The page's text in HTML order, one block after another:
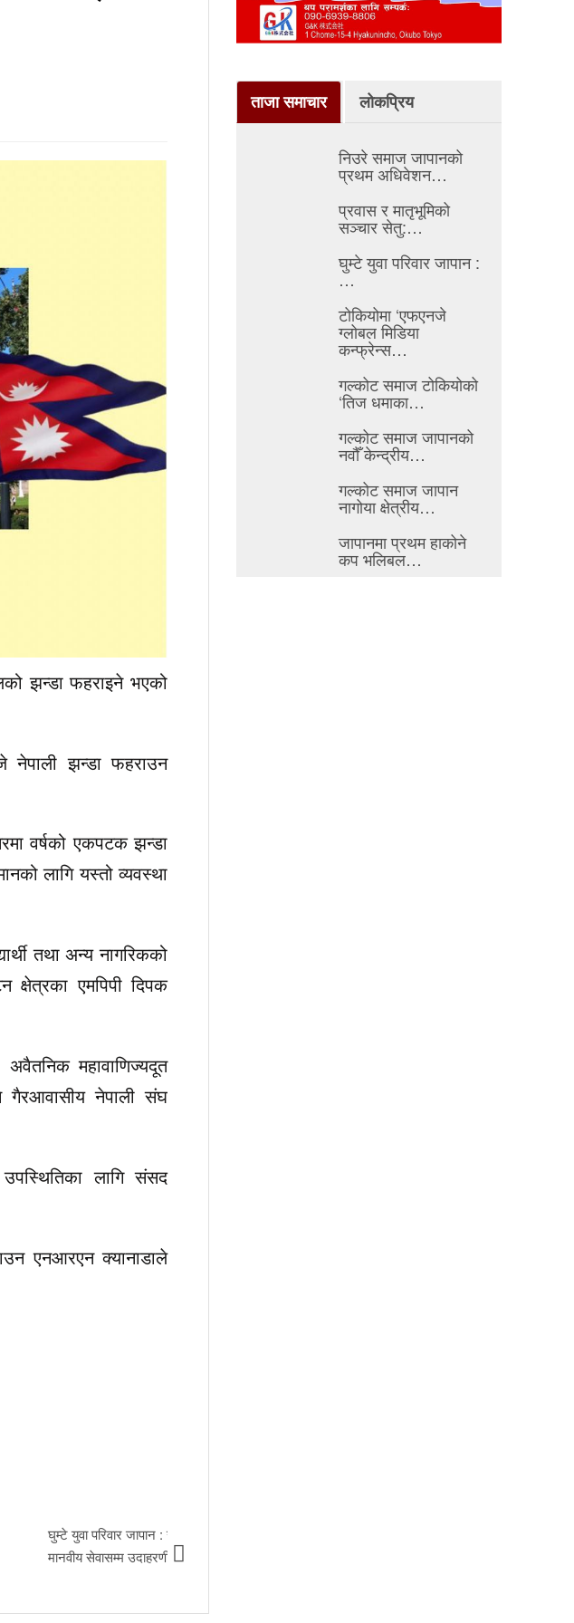
झन्डा फहराइने भएको
नेपाली झन्डा फहराउन
वर्षको एकपटक झन्डा
लागि यस्तो व्यवस्था
तथा अन्य नागरिकको
क्षेत्रका एमपिपी दिपक
महावाणिज्यदूत
गैरआवासीय नेपाली संघ
लागि संसद
एनआरएन क्यानाडाले
घुम्टे युवा परिवार जापान : खेलकुददेखि शिक्षा र
मानवीय सेवासम्म उदाहरणीय अभियान
ताजा समाचार लोकप्रिय
निउरे समाज जापानको
प्रथम अधिवेशन…
प्रवास र मातृभूमिको
सञ्चार सेतु:…
घुम्टे युवा परिवार जापान :
…
टोकियोमा ‘एफएनजे
ग्लोबल मिडिया
कन्फ्रेन्स…
गल्कोट समाज टोकियोको
‘तिज धमाका…
गल्कोट समाज जापानको
नवौँ केन्द्रीय…
गल्कोट समाज जापान
नागोया क्षेत्रीय…
जापानमा प्रथम हाकोने
कप भलिबल…